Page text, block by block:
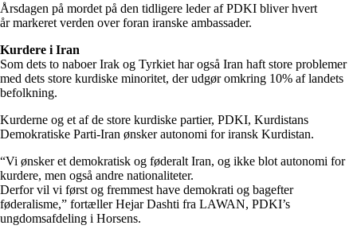
Årsdagen på mordet på den tidligere leder af PDKI bliver hvert
år markeret verden over foran iranske ambassader.
Kurdere i Iran
Som dets to naboer Irak og Tyrkiet har også Iran haft store problemer
med dets store kurdiske minoritet, der udgør omkring 10% af landets
befolkning.
Kurderne og et af de store kurdiske partier, PDKI, Kurdistans
Demokratiske Parti-Iran ønsker autonomi for iransk Kurdistan.
“Vi ønsker et demokratisk og føderalt Iran, og ikke blot autonomi for
kurdere, men også andre nationaliteter.
Derfor vil vi først og fremmest have demokrati og bagefter
føderalisme,” fortæller Hejar Dashti fra LAWAN, PDKI’s
ungdomsafdeling i Horsens.